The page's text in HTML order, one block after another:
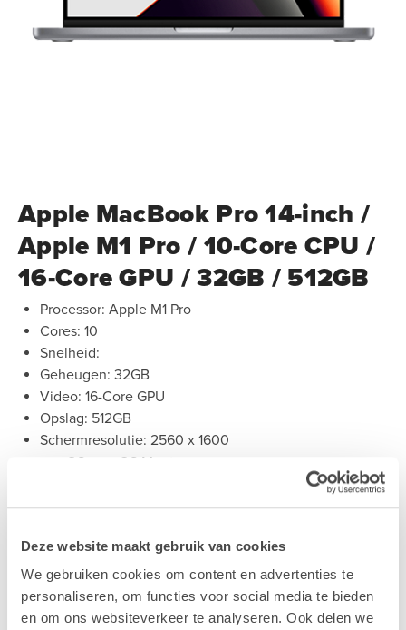
Deze website maakt gebruik van cookies
We gebruiken cookies om content en advertenties te
personaliseren, om functies voor social media te bieden
en om ons websiteverkeer te analyseren. Ook delen we
Apple MacBook Pro 14-inch /
Apple M1 Pro / 10-Core CPU /
16-Core GPU / 32GB / 512GB
Processor: Apple M1 Pro
Cores: 10
Snelheid:
Geheugen: 32GB
Video: 16-Core GPU
Opslag: 512GB
Schermresolutie: 2560 x 1600
macOS: macOS Monterey